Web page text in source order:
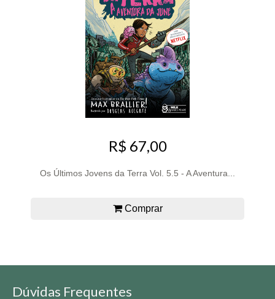
R$ 67,00
Os Últimos Jovens da Terra Vol. 5.5 - A Aventura...
Comprar
Dúvidas Frequentes